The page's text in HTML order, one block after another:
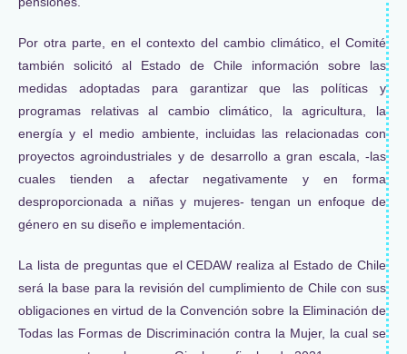
Por otra parte, en el contexto del cambio climático, el Comité
también solicitó al Estado de Chile información sobre las
medidas adoptadas para garantizar que las políticas y
programas relativas al cambio climático, la agricultura, la
energía y el medio ambiente, incluidas las relacionadas con
proyectos agroindustriales y de desarrollo a gran escala, -las
cuales tienden a afectar negativamente y en forma
desproporcionada a niñas y mujeres- tengan un enfoque de
género en su diseño e implementación.
La lista de preguntas que el CEDAW realiza al Estado de Chile
será la base para la revisión del cumplimiento de Chile con sus
obligaciones en virtud de la Convención sobre la Eliminación de
Todas las Formas de Discriminación contra la Mujer, la cual se